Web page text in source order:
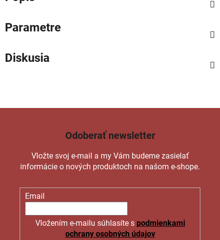
Parametre
Diskusia
Odoberať newsletter
Vložte svoj e-mail a my Vám budeme zasielať
informácie o nových produktoch na našom e-shope.
Email
Vložením e-mailu súhlasíte s podmienkami
ochrany osobných údajov